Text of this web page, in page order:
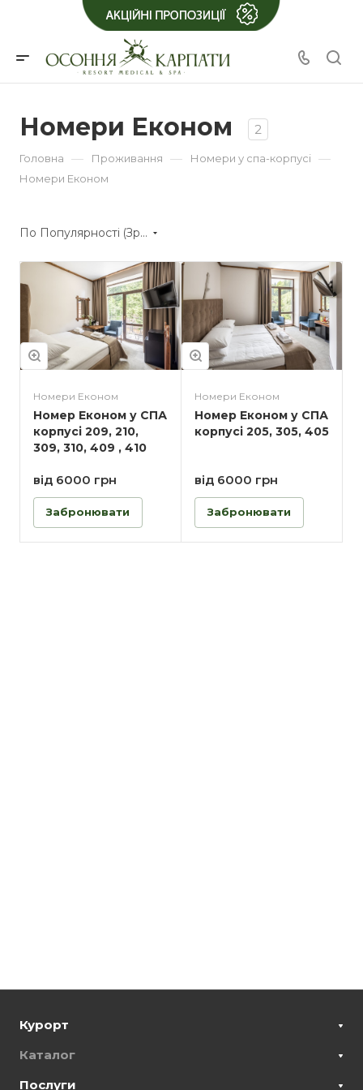
Номери Економ 2
Головна — Проживання — Номери у спа-корпусі —
Номери Економ
По Популярності (Зростання)
Номери Економ
Номер Економ у СПА
корпусі 209, 210,
309, 310, 409 , 410
від 6000 грн
Забронювати
Номери Економ
Номер Економ у СПА
корпусі 205, 305, 405
від 6000 грн
Забронювати
Курорт
Каталог
Послуги